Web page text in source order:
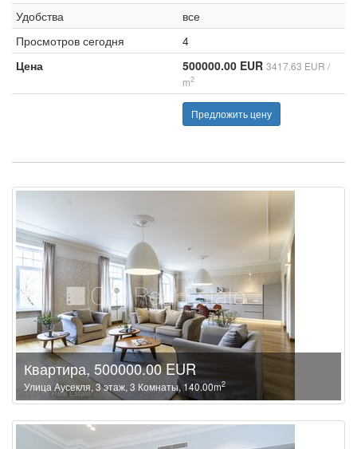
Удобства
все
Просмотров сегодня
4
Цена
500000.00 EUR 3417.63 EUR /
m2
Предложить цену
Квартира, 500000.00 EUR
Улица Аусекля, 3 этаж, 3 Комнаты, 140.00m2